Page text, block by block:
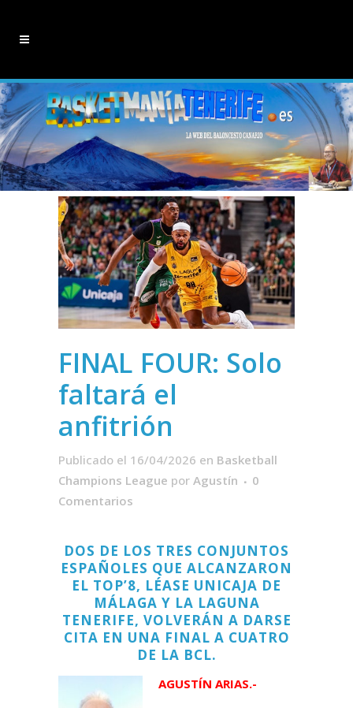
FINAL FOUR: Solo
faltará el
anfitrión
Publicado el 16/04/2026 en Basketball
Champions League por Agustín
0
Comentarios
DOS DE LOS TRES CONJUNTOS
ESPAÑOLES QUE ALCANZARON
EL TOP’8, LÉASE UNICAJA DE
MÁLAGA Y LA LAGUNA
TENERIFE, VOLVERÁN A DARSE
CITA EN UNA FINAL A CUATRO
DE LA BCL.
AGUSTÍN ARIAS.-